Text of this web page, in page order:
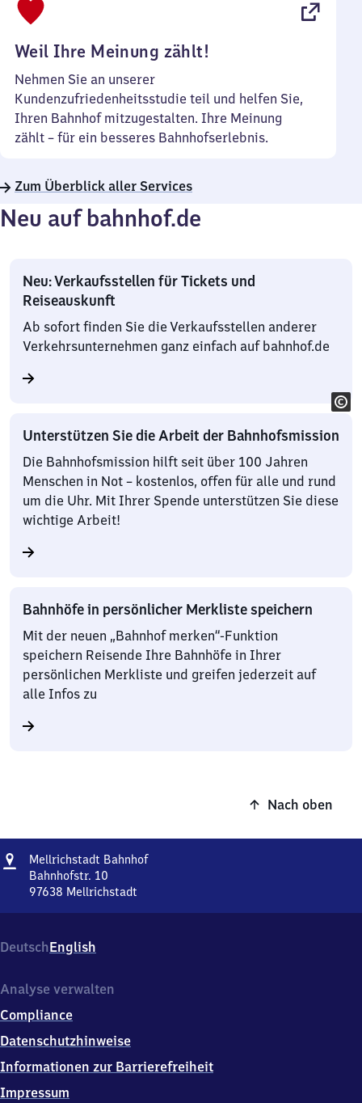
Weil Ihre Meinung zählt!
Nehmen Sie an unserer
Kundenzufriedenheitsstudie teil und helfen Sie,
Ihren Bahnhof mitzugestalten. Ihre Meinung
zählt – für ein besseres Bahnhofserlebnis.
Zum Überblick aller Services
Neu auf bahnhof.de
Neu: Verkaufsstellen für Tickets und
Reiseauskunft
Ab sofort finden Sie die Verkaufsstellen anderer
Verkehrsunternehmen ganz einfach auf bahnhof.de
Unterstützen Sie die Arbeit der Bahnhofsmission
Die Bahnhofsmission hilft seit über 100 Jahren
Menschen in Not – kostenlos, offen für alle und rund
um die Uhr. Mit Ihrer Spende unterstützen Sie diese
wichtige Arbeit!
Bahnhöfe in persönlicher Merkliste speichern
Mit der neuen „Bahnhof merken“-Funktion
speichern Reisende Ihre Bahnhöfe in Ihrer
persönlichen Merkliste und greifen jederzeit auf
alle Infos zu
Nach oben
Adresse
Mellrichstadt BahnhofMellrichstadt
Bahnhofstr. 10
97638 Mellrichstadt
Bahnhofstr.
10,
7
3
8
DeutschEnglish
Analyse verwalten
Compliance
Datenschutzhinweise
Informationen zur Barrierefreiheit
Impressum